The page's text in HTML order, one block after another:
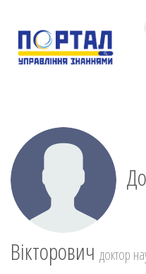
Вікторович доктор